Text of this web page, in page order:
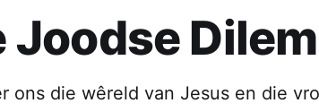
Joodse
ons die wêreld van Jesus en die